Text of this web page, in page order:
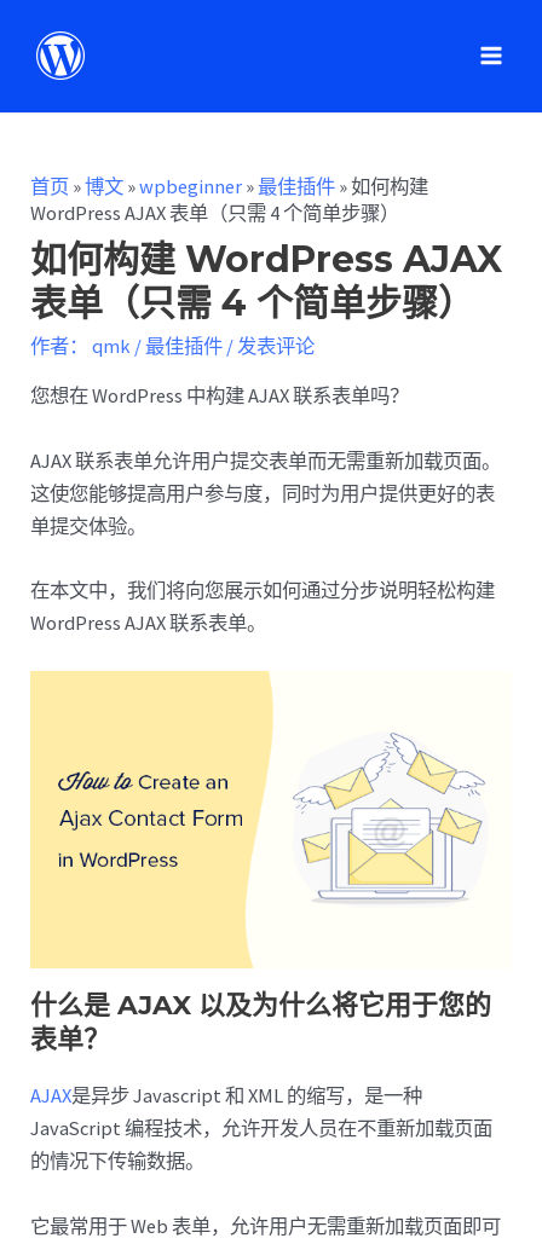
首页 »博文 »wpbeginner »最佳插件 »如何构建
WordPress AJAX 表单（只需 4 个简单步骤）
如何构建 WordPress AJAX
表单（只需 4 个简单步骤）
作者： qmk /最佳插件 /发表评论
您想在 WordPress 中构建 AJAX 联系表单吗？
AJAX 联系表单允许用户提交表单而无需重新加载页面。
这使您能够提高用户参与度，同时为用户提供更好的表
单提交体验。
在本文中，我们将向您展示如何通过分步说明轻松构建
WordPress AJAX 联系表单。
什么是 AJAX 以及为什么将它用于您的
表单？
AJAX是异步 Javascript 和 XML 的缩写，是一种
JavaScript 编程技术，允许开发人员在不重新加载页面
的情况下传输数据。
它最常用于 Web 表单，允许用户无需重新加载页面即可